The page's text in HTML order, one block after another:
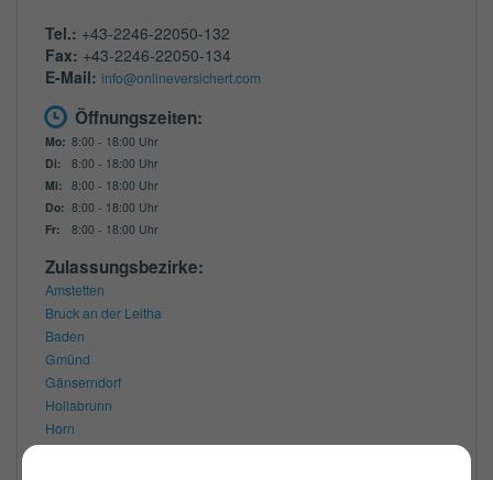
Tel.: +43-2246-22050-132
Fax: +43-2246-22050-134
E-Mail: info@onlineversichert.com
Öffnungszeiten:
Mo: 8:00 - 18:00 Uhr
Di:
8:00 - 18:00 Uhr
Mi: 8:00 - 18:00 Uhr
Do: 8:00 - 18:00 Uhr
Fr:
8:00 - 18:00 Uhr
Zulassungsbezirke:
Amstetten
Bruck an der Leitha
Baden
Gmünd
Gänserndorf
Hollabrunn
Horn
Klosterneuburg